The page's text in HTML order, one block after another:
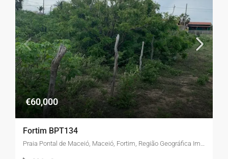
€60,000
Fortim BPT134
Praia Pontal de Maceió, Maceió, Fortim, Região Geográfica Imediata de Aracati, Região Geográfica Intermediária de Quixadá, Ceará, Brasil